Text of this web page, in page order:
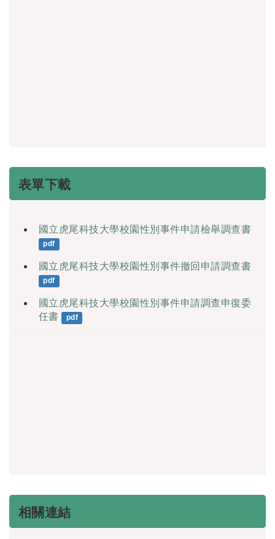
表單下載
國立虎尾科技大學校園性別事件申請檢舉調查書
pdf
國立虎尾科技大學校園性別事件撤回申請調查書
pdf
國立虎尾科技大學校園性別事件申請調查申復委
任書
pdf
相關連結